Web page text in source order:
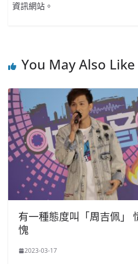
資訊網站。
You May Also Like
有一種態度叫「周吉佩」
愧
2023-03-17